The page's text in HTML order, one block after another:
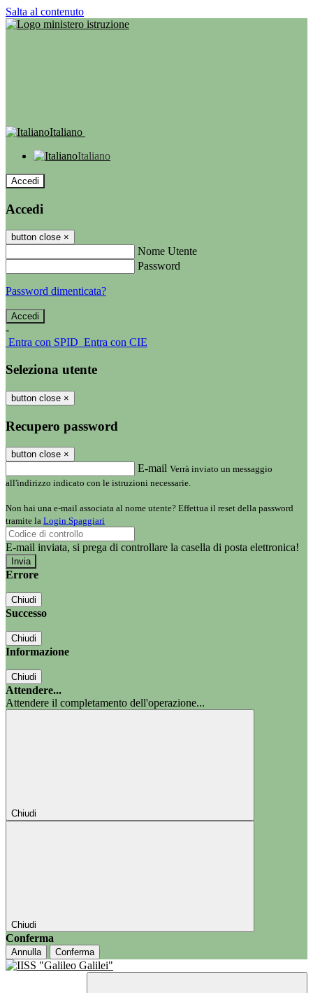
Salta al contenuto
Italiano
Italiano
Accedi
Accedi
button close ×
Nome Utente
Password
Password dimenticata?
-
Entra con SPID Entra con CIE
Seleziona utente
button close ×
Recupero password
button close ×
E-mail Verrà inviato un messaggio
all'indirizzo indicato con le istruzioni necessarie.
Non hai una e-mail associata al nome utente? Effettua il reset della password
tramite la Login Spaggiari
E-mail inviata, si prega di controllare la casella di posta elettronica!
Errore
Chiudi
Successo
Chiudi
Informazione
Chiudi
Attendere...
Attendere il completamento dell'operazione...
Chiudi
Chiudi
Conferma
Annulla Conferma